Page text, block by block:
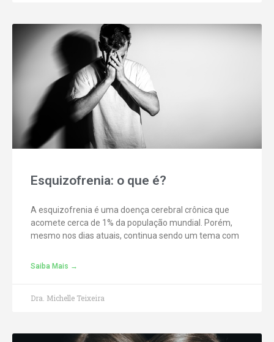
Esquizofrenia: o que é?
A esquizofrenia é uma doença cerebral crônica que
acomete cerca de 1% da população mundial. Porém,
mesmo nos dias atuais, continua sendo um tema com
Saiba Mais →
Dra. Michelle Teixeira